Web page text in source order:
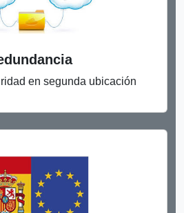
en segunda ubicación